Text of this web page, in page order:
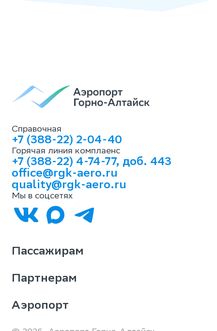
Справочная
+7 (388-22) 2-04-40
Горячая линия комплаенс
+7 (388-22) 4-74-77, доб. 443
office@rgk-aero.ru
quality@rgk-aero.ru
Мы в соцсетях
Пассажирам
Партнерам
Аэропорт